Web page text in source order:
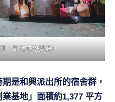
：彰化旅遊資訊)
是和興派出所的宿舍群，
基地」面積約1,377 平方